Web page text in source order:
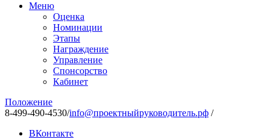
Меню
Оценка
Номинации
Этапы
Награждение
Управление
Спонсорство
Кабинет
Положение
8-499-490-4530/info@проектныйруководитель.рф /
ВКонтакте